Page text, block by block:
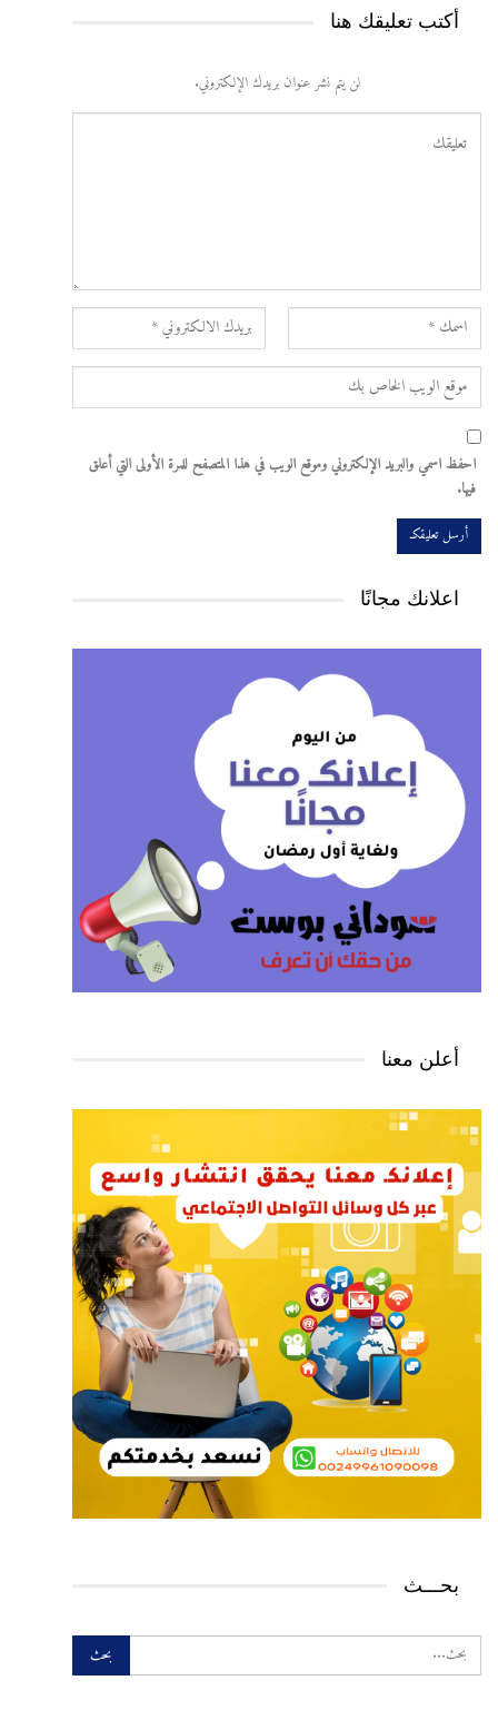
أكتب تعليقك هنا
لن يتم نشر عنوان بريدك الإلكتروني.
احفظ اسمي والبريد الإلكتروني وموقع الويب في هذا المتصفح للمرة الأولى التي أعلق
فيها.
اعلانك مجانًا
أعلن معنا
بحـــث